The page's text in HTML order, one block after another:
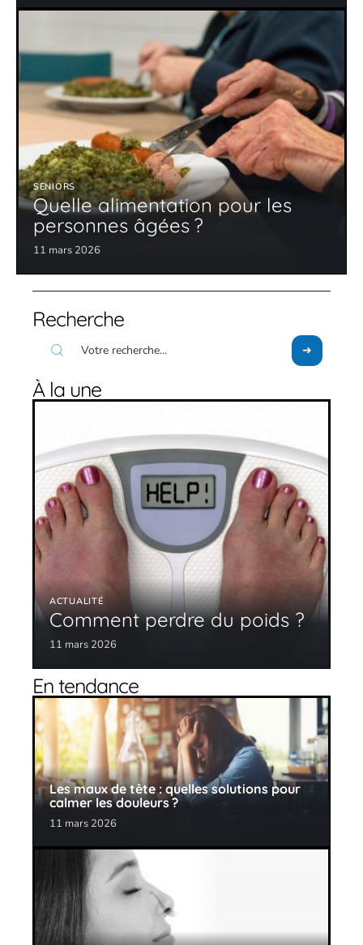
SENIORS
Quelle alimentation pour les
personnes âgées ?
11 mars 2026
Recherche
À la une
ACTUALITÉ
Comment perdre du poids ?
11 mars 2026
En tendance
Les maux de tête : quelles solutions pour
calmer les douleurs ?
11 mars 2026